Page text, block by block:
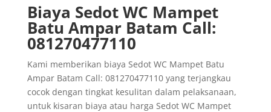
Biaya Sedot WC Mampet
Batu Ampar Batam Call:
081270477110
Kami memberikan biaya Sedot WC Mampet Batu
Ampar Batam Call: 081270477110 yang terjangkau
cocok dengan tingkat kesulitan dalam pelaksanaan,
untuk kisaran biaya atau harga Sedot WC Mampet